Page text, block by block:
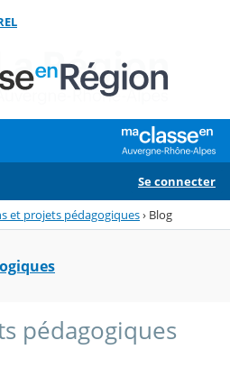
Se connecter
et projets pédagogiques› Blog
pédagogiques